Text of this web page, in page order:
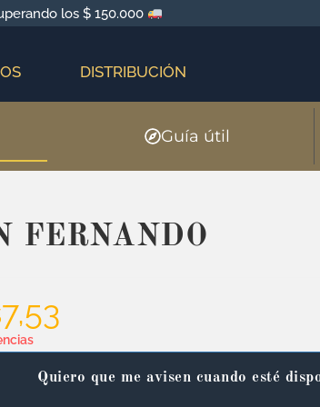
los $ 150.000
DISTRIBUCIÓN
Guía útil
FERNANDO
7,53
Quiero que me avisen cuando esté